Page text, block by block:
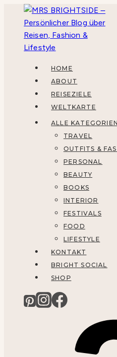
springen
HOME
ABOUT
REISEZIELE
WELTKARTE
ALLE KATEGORIEN
TRAVEL
OUTFITS &
PERSONAL
BEAUTY
BOOKS
INTERIOR
FESTIVALS
FOOD
LIFESTYLE
KONTAKT
BRIGHT SOCIAL
SHOP